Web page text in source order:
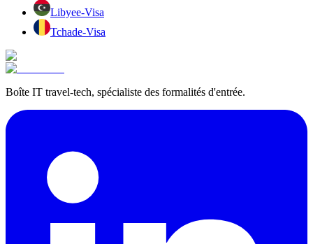
Libyee-Visa
Tchade-Visa
Boîte IT travel-tech, spécialiste des formalités d'entrée.